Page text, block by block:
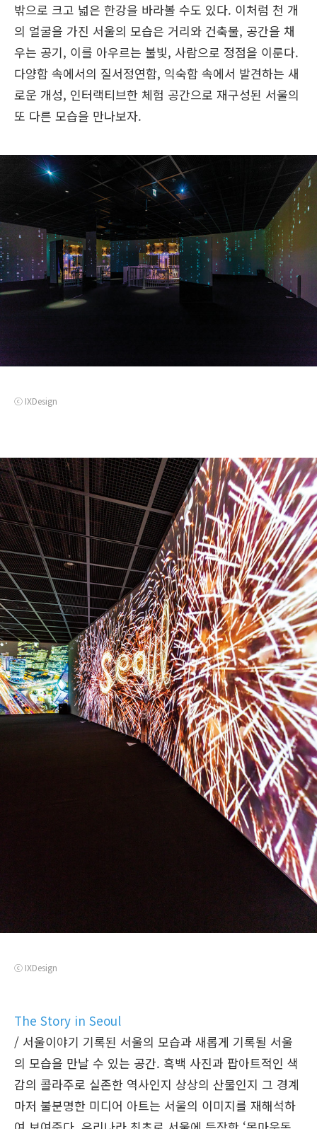
밖으로 크고 넓은 한강을 바라볼 수도 있다. 이처럼 천 개
의 얼굴을 가진 서울의 모습은 거리와 건축물, 공간을 채
우는 공기, 이를 아우르는 불빛, 사람으로 정점을 이룬다.
다양함 속에서의 질서정연함, 익숙함 속에서 발견하는 새
로운 개성, 인터랙티브한 체험 공간으로 재구성된 서울의
또 다른 모습을 만나보자.
ⓒ IXDesign
ⓒ IXDesign
The Story in Seoul
/ 서울이야기 기록된 서울의 모습과 새롭게 기록될 서울
의 모습을 만날 수 있는 공간. 흑백 사진과 팝아트적인 색
감의 콜라주로 실존한 역사인지 상상의 산물인지 그 경계
마저 불분명한 미디어 아트는 서울의 이미지를 재해석하